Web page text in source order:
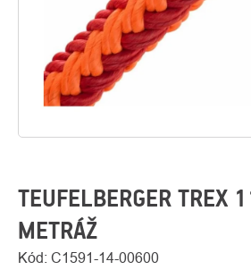
TEUFELBERGER TREX
METRÁŽ
Kód: C1591-14-00600